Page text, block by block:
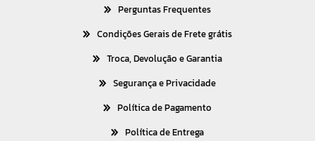
Perguntas Frequentes
Condições Gerais de Frete grátis
Troca, Devolução e Garantia
Segurança e Privacidade
Política de Pagamento
Política de Entrega